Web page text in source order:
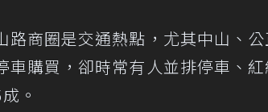
路商圈是交通熱點，尤其中山、
車購買，卻時常有人並排停車、
。